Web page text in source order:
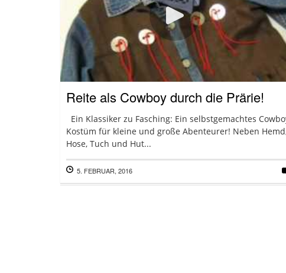
Reite als Cowboy durch die Prärie!
Ein Klassiker zu Fasching: Ein selbstgemachtes
Kostüm für kleine und große Abenteurer! Neben
Hose, Tuch und Hut...
5. FEBRUAR, 2016